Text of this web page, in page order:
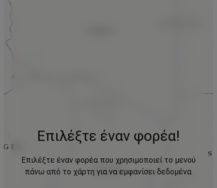
Επιλέξτε έναν φορέα!
Επιλέξτε έναν φορέα που χρησιμοποιεί το μενού
πάνω από το χάρτη για να εμφανίσει δεδομένα.